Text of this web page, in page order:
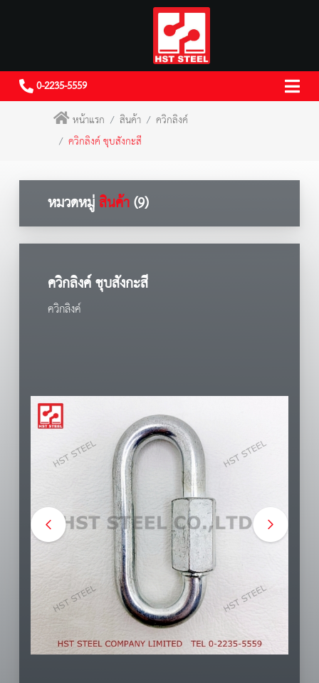
0-2235-5559
หน้าแรก
สินค้า
ควิกลิงค์
ควิกลิงค์ ชุบสังกะสี
หมวดหมู่สินค้า(9)
ควิกลิงค์ ชุบสังกะสี
ควิกลิงค์